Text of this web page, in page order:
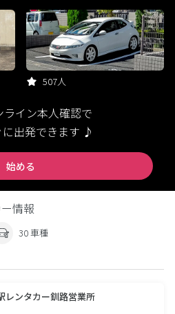
507人
ライン本人確認で
出発できます ♪
始める
情報
30 車種
レンタカー釧路営業所